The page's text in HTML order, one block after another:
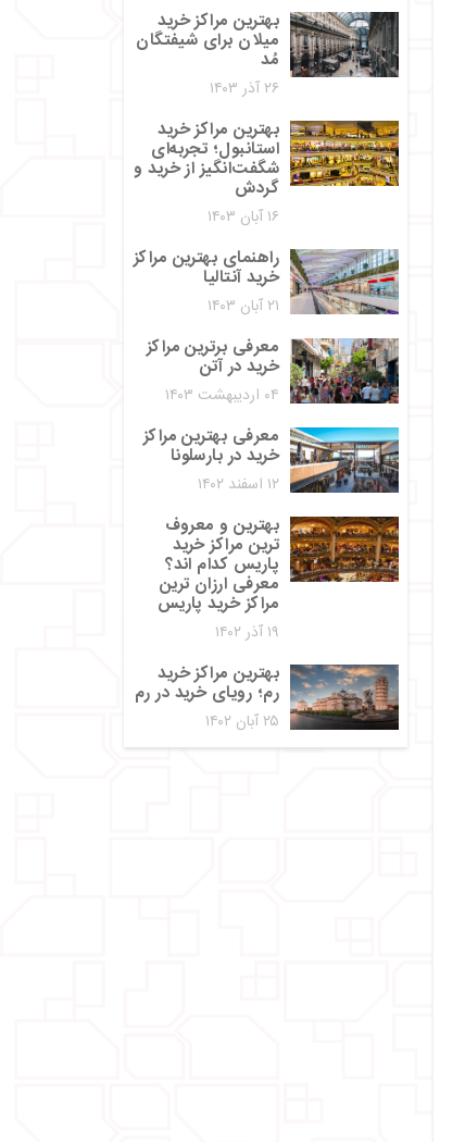
بهترین مراکز خرید
میلان برای شیفتگان
مُد
۲۶ آذر ۱۴۰۳
بهترین مراکز خرید
استانبول؛ تجربه‌ای
شگفت‌انگیز از خرید و
گردش
۱۶ آبان ۱۴۰۳
راهنمای بهترین مراکز
خرید آنتالیا
۲۱ آبان ۱۴۰۳
معرفی برترین مراکز
خرید در آتن
۰۴ اردیبهشت ۱۴۰۳
معرفی بهترین مراکز
خرید در بارسلونا
۱۲ اسفند ۱۴۰۲
بهترین و معروف
ترین مراکز خرید
پاریس کدام اند؟
معرفی ارزان ترین
مراکز خرید پاریس
۱۹ آذر ۱۴۰۲
بهترین مراکز خرید
رم؛ رویای خرید در رم
۲۵ آبان ۱۴۰۲